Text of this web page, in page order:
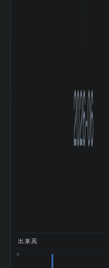
2026-06
出来高
44k